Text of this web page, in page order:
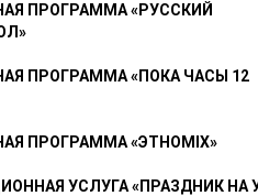
ПРОГРАММА «РУССКИЙ
ПРОГРАММА «ПОКА ЧАСЫ 12
ПРОГРАММА «ЭТНОMIX»
УСЛУГА «ПРАЗДНИК НА